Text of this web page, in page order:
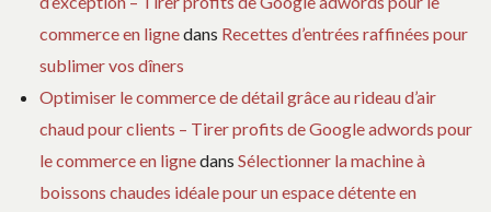
commerce en lignedans Recettes d’entrées raffinées pour
sublimer vos dîners
Optimiser le commerce de détail grâce au rideau d’air
chaud pour clients – Tirer profits de Google adwords pour
le commerce en lignedans Sélectionner la machine à
boissons chaudes idéale pour un espace détente en